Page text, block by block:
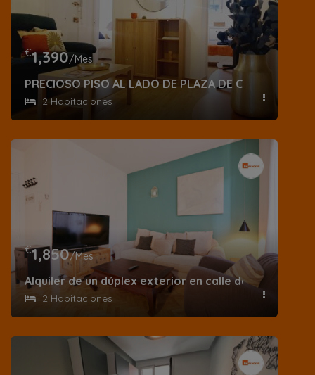
€1,390/Mes
PRECIOSO PISO AL LADO DE PLAZA DE CASTILLA
2 Habitaciones
€1,850/Mes
Alquiler de un dúplex exterior en calle de la Palma
2 Habitaciones